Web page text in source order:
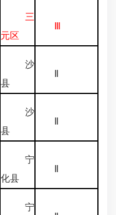
三
元区
沙
县
沙
县
宁
化县
宁